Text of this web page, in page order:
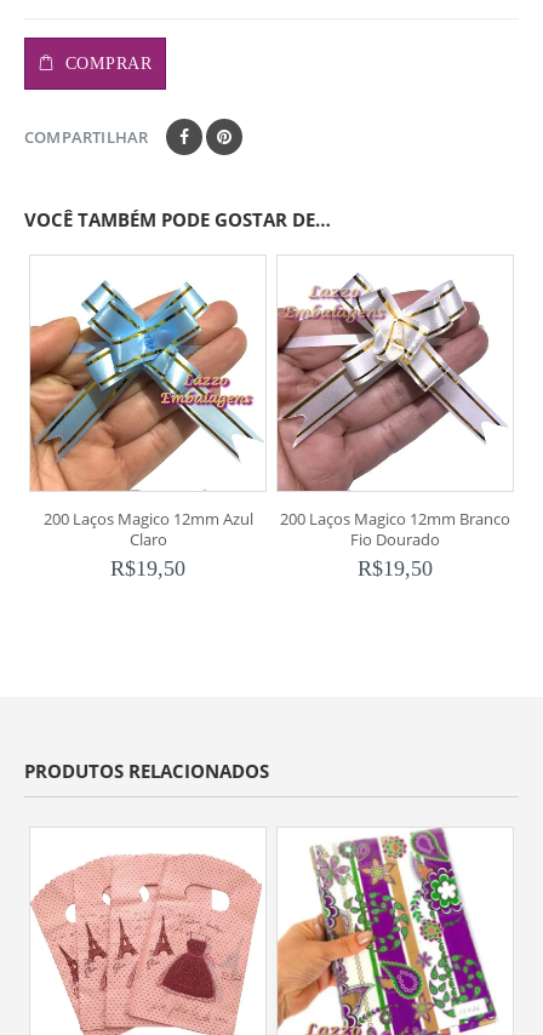
COMPRAR
COMPARTILHAR
VOCÊ TAMBÉM PODE GOSTAR DE…
200 Laços Magico 12mm Azul
Claro
R$19,50
200 Laços Magico 12mm Branco
Fio Dourado
R$19,50
PRODUTOS RELACIONADOS